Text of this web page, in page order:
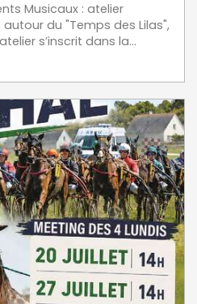
Musicaux : atelier
du "Temps des Lilas",
s’inscrit dans la...